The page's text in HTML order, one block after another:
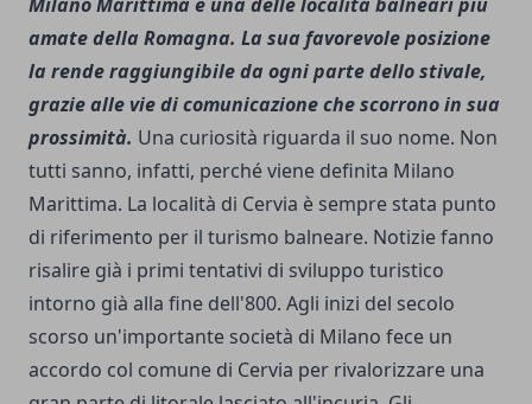
amate della Romagna. La sua favorevole posizione
la rende raggiungibile da ogni parte dello stivale,
grazie alle vie di comunicazione che scorrono in sua
prossimità. Una curiosità riguarda il suo nome. Non
tutti sanno, infatti, perché viene definita Milano
Marittima. La località di Cervia è sempre stata punto
di riferimento per il turismo balneare. Notizie fanno
risalire già i primi tentativi di sviluppo turistico
intorno già alla fine dell'800. Agli inizi del secolo
scorso un'importante società di Milano fece un
accordo col comune di Cervia per rivalorizzare una